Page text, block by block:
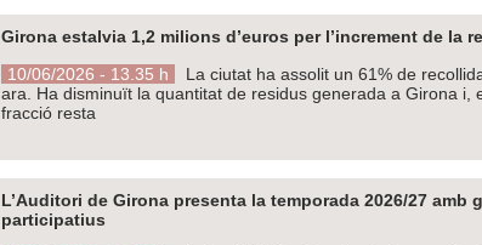
Girona estalvia 1,2 milions d’euros per l’increment de
10/06/2026 - 13.35 h
La ciutat ha assolit un 61% de
ara. Ha disminuït la quantitat de residus generada a Girona i,
fracció resta
L’Auditori de Girona presenta la temporada 2026/27
participatius